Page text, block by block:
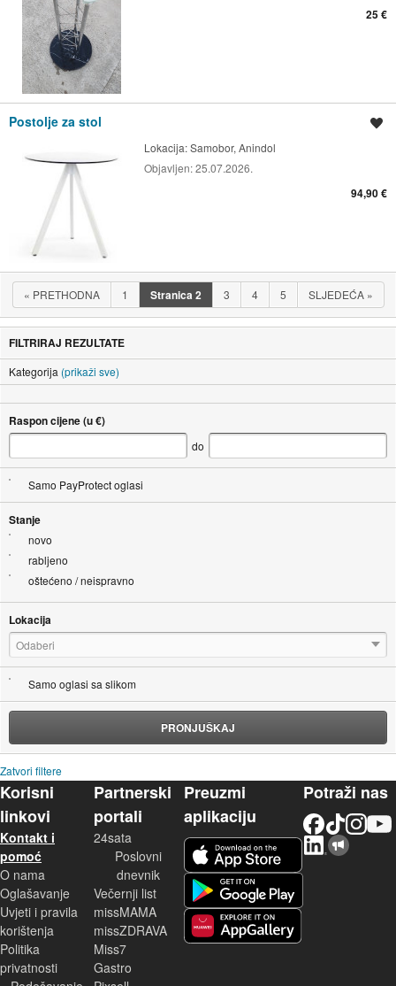
25 €
Postolje za stol
Lokacija:Samobor, Anindol
Objavljen:25.07.2026.
94,90 €
« PRETHODNA 1 Stranica2 3 4 5 SLJEDEĆA »
FILTRIRAJ REZULTATE
Kategorija (prikaži sve)
Raspon cijene (u €)
do
Samo PayProtect oglasi
Stanje
novo
rabljeno
oštećeno / neispravno
Lokacija
Odaberi
Samo oglasi sa slikom
PRONJUŠKAJ
Zatvori filtere
Korisni
linkovi
Kontakt i
pomoć
O nama
Oglašavanje
Uvjeti i pravila
korištenja
Politika
privatnosti
Partnerski
portali
24sata
Poslovni
dnevnik
Večernji list
missMAMA
missZDRAVA
Miss7
Gastro
Preuzmi
aplikaciju
Potraži nas